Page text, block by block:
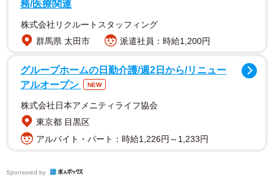
務/医療関連
株式会社リクルートスタッフィング
群馬県 太田市
派遣社員：時給1,200円
グループホームの日勤介護/週2日から/リニュー
アルオープン
NEW
株式会社日本アメニティライフ協会
東京都 目黒区
アルバイト・パート：時給1,226円～1,233円
Sponsored by